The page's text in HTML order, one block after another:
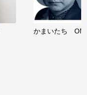
かまいたち